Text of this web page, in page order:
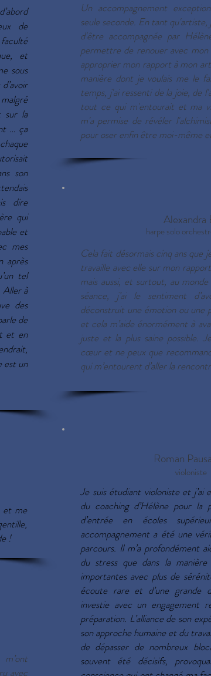
de
et
sous
sur la
… ça
son
dire
qui
et
mes
après
tel
Aller à
des
de
et en
est un
Un accompagnement
seule seconde. En tant qu'artiste,
d'être accompagnée par
permettre de renouer avec mon
approprier mon rapport à mon
manière dont je voulais me le
temps, j'ai ressenti de la joie, de
tout ce qui m'entourait et ma
m'a permise de révéler
pour oser enfin être moi-même
Alexandra
harpe solo
Cela fait désormais cinq ans que
travaille avec elle sur mon
mais aussi, et surtout, au
séance, j’ai le sentiment
déconstruit une émotion ou une
et cela m’aide énormément à
juste et la plus saine possible.
cœur et ne peux que
qui m’entourent d’aller la
et me
!
avec
Roman
violoniste
Je suis étudiant violoniste et j’ai
du coaching d’Hélène pour la
d’entrée en écoles
accompagnement a été une
parcours. Il m’a profondément
du stress que dans la manière
importantes avec plus de
écoute rare et d’une grande
investie avec un engagement
préparation. L’alliance de son
son approche humaine et du
de dépasser de nombreux
souvent été décisifs,